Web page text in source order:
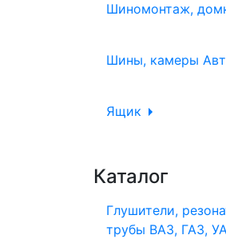
Шиномонтаж,
Шины, камеры
Ящик
Каталог
Глушители,
трубы ВАЗ, ГАЗ,